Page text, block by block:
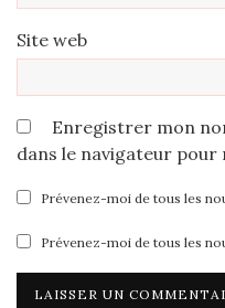
Site web
Enregistrer mon
dans le navigateur
Prévenez-moi de tous les
Prévenez-moi de tous les